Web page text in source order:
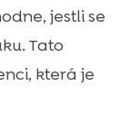
co ovlivňuje
jestli se
Tato
která je